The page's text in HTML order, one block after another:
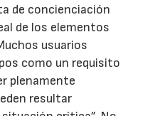
de concienciación
de los elementos
usuarios
como un requisito
plenamente
resultar